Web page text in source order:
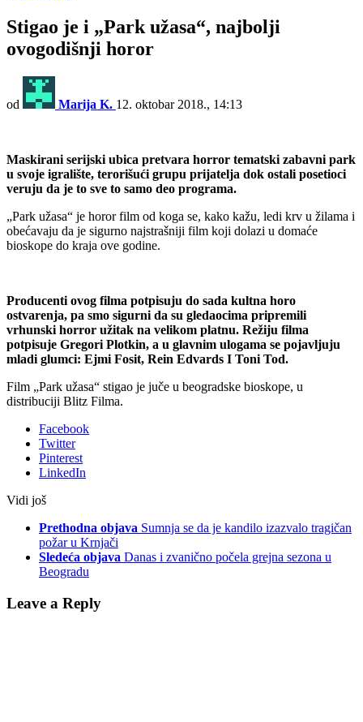
Stigao je i „Park užasa“, najbolji
ovogodišnji horor
od Marija K. 12. oktobar 2018., 14:13
Maskirani serijski ubica pretvara horror tematski zabavni park
u svoje igralište, terorišući grupu prijatelja dok ostali posetioci
veruju da je to sve to samo deo programa.
„Park užasa“ je horor film od koga se, kako kažu, ledi krv u žilama i
obećavaju da je sigurno najstrašniji film koji dolazi u domaće
bioskope do kraja ove godine.
Producenti ovog filma potpisuju do sada kultna horo
ostvarenja, pa smo sigurni da su gledaocima pripremili
vrhunski horror užitak na velikom platnu. Režiju filma
potpisuje Gregori Plotkin, a u glavnim ulogama se pojavljuju
mladi glumci: Ejmi Fosit, Rein Edvards I Toni Tod.
Film „Park užasa“ stigao je juče u beogradske bioskope, u
distribuciji Blitz Filma.
Facebook
Twitter
Pinterest
LinkedIn
Vidi još
Prethodna objava Sumnja se da je kandilo izazvalo tragičan
požar u Krnjači
Sledeća objava Danas i zvanično počela grejna sezona u
Beogradu
Leave a Reply